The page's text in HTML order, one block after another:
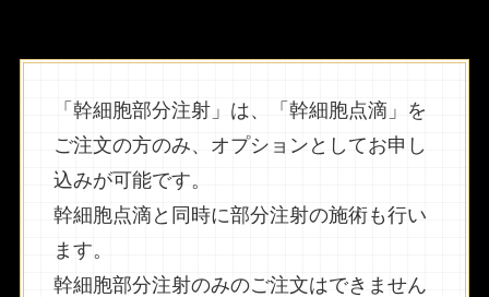
「幹細胞部分注射」は、「幹細胞点滴」を
ご注文の方のみ、オプションとしてお申し
込みが可能です。
幹細胞点滴と同時に部分注射の施術も行い
ます。
幹細胞部分注射のみのご注文はできません